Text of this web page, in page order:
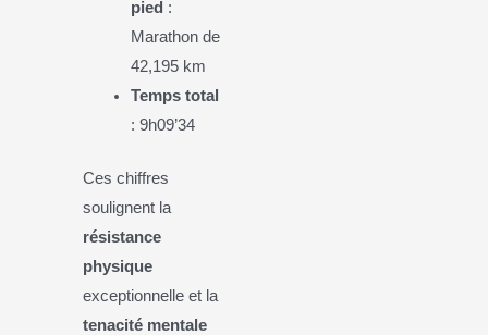
pied :
Marathon de
42,195 km
Temps total
: 9h09’34
Ces chiffres
soulignent la
résistance
physique
exceptionnelle et la
tenacité mentale